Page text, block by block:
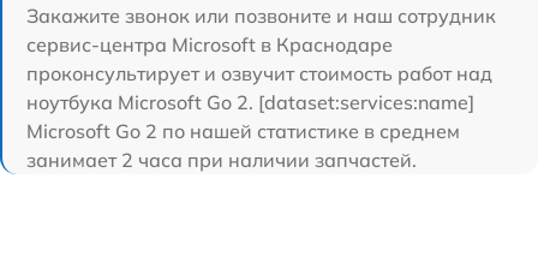
Закажите звонок или позвоните и наш сотрудник
сервис-центра Microsoft в Краснодаре
проконсультирует и озвучит стоимость работ над
ноутбука Microsoft Go 2. [dataset:services:name]
Microsoft Go 2 по нашей статистике в среднем
занимает 2 часа при наличии запчастей.